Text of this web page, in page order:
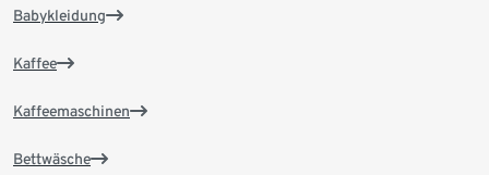
Babykleidung
Kaffee
Kaffeemaschinen
Bettwäsche